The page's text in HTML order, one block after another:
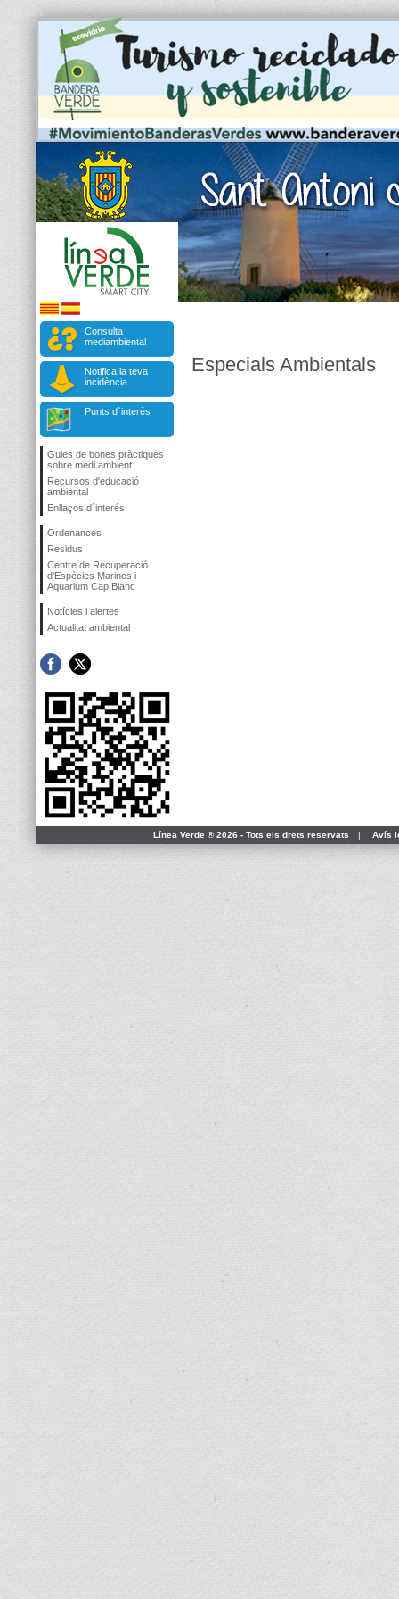
Consulta
mediambiental
Notifica la teva
incidència
Punts d`interès
Guies de bones pràctiques
sobre medi ambient
Recursos d'educació
ambiental
Enllaços d´interés
Ordenances
Residus
Centre de Recuperació
d'Espècies Marines i
Aquarium Cap Blanc
Notícies i alertes
Actualitat ambiental
Especials Ambientals
Línea Verde ® 2026 - Tots els drets reservats | Avís